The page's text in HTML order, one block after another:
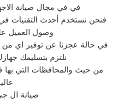
في في مجال صيانة
فنحن نستخدم أحدث التقنيات
وصول العميل
نلتزم بتسليمك
من حيث والمحافظات التي بها
صيانة ال